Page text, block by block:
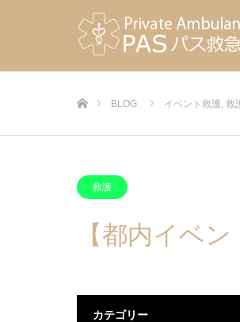
BLOG イベント救護, 救
救護
【都内イベ
カテゴリー